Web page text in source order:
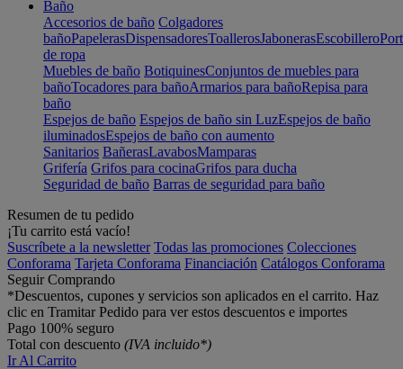
Baño
Accesorios de baño Colgadores
bañoPapelerasDispensadoresToallerosJabonerasEscobillero
de ropa
Muebles de baño BotiquinesConjuntos de muebles para
bañoTocadores para bañoArmarios para bañoRepisa para
baño
Espejos de baño Espejos de baño sin LuzEspejos de baño
iluminadosEspejos de baño con aumento
Sanitarios BañerasLavabosMamparas
Grifería Grifos para cocinaGrifos para ducha
Seguridad de baño Barras de seguridad para baño
Resumen de tu pedido
¡Tu carrito está vacío!
Suscríbete a la newsletter Todas las promociones Colecciones
Conforama Tarjeta Conforama Financiación Catálogos Conforama
Seguir Comprando
*Descuentos, cupones y servicios son aplicados en el carrito. Haz
clic en Tramitar Pedido para ver estos descuentos e importes
Pago 100% seguro
Total con descuento (IVA incluido*)
Ir Al Carrito